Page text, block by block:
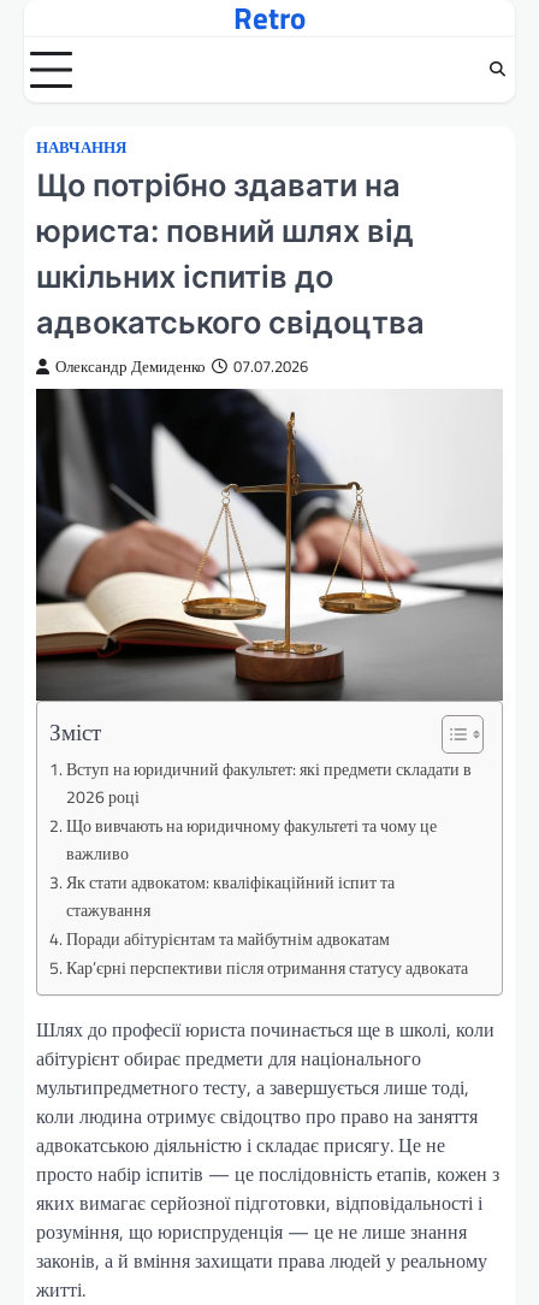
вмісту
Retro
НАВЧАННЯ
Що потрібно здавати на
юриста: повний шлях від
шкільних іспитів до
адвокатського свідоцтва
Олександр Демиденко 07.07.2026
Зміст
Вступ на юридичний факультет: які предмети складати в
2026 році
Що вивчають на юридичному факультеті та чому це
важливо
Як стати адвокатом: кваліфікаційний іспит та
стажування
Поради абітурієнтам та майбутнім адвокатам
Кар’єрні перспективи після отримання статусу адвоката
Шлях до професії юриста починається ще в школі, коли
абітурієнт обирає предмети для національного
мультипредметного тесту, а завершується лише тоді,
коли людина отримує свідоцтво про право на заняття
адвокатською діяльністю і складає присягу. Це не
просто набір іспитів — це послідовність етапів, кожен з
яких вимагає серйозної підготовки, відповідальності і
розуміння, що юриспруденція — це не лише знання
законів, а й вміння захищати права людей у реальному
житті.